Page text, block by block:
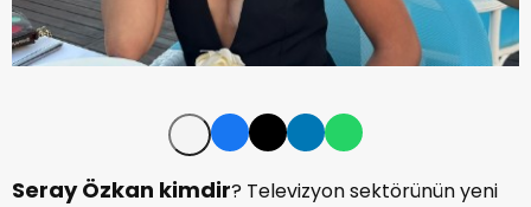
Seray Özkan kimdir? Televizyon sektörünün yeni